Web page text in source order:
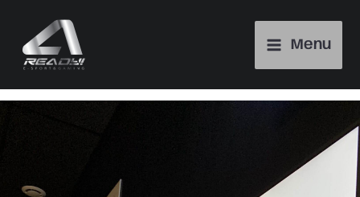
contenu
Menu